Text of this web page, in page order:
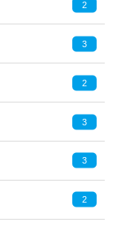
2
3
2
3
3
2